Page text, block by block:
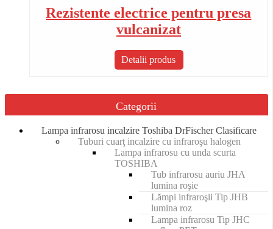
Rezistente electrice pentru presa
vulcanizat
Detalii produs
Categorii
Lampa infrarosu incalzire Toshiba DrFischer Clasificare
Tuburi cuarţ incalzire cu infraroşu halogen
Lampa infrarosu cu unda scurta
TOSHIBA
Tub infrarosu auriu JHA
lumina roşie
Lămpi infraroşii Tip JHB
lumina roz
Lampa infrarosu Tip JHC